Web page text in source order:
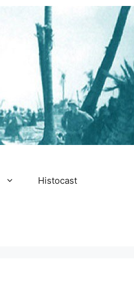
Histocast